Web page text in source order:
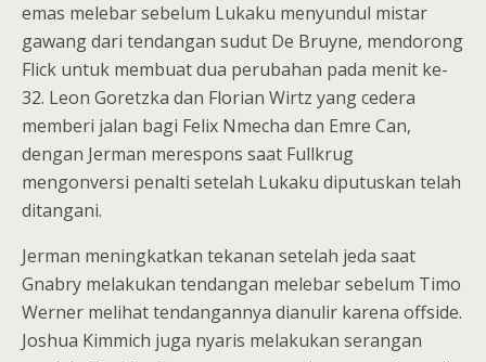
emas melebar sebelum Lukaku menyundul mistar
gawang dari tendangan sudut De Bruyne, mendorong
Flick untuk membuat dua perubahan pada menit ke-
32. Leon Goretzka dan Florian Wirtz yang cedera
memberi jalan bagi Felix Nmecha dan Emre Can,
dengan Jerman merespons saat Fullkrug
mengonversi penalti setelah Lukaku diputuskan telah
ditangani.
Jerman meningkatkan tekanan setelah jeda saat
Gnabry melakukan tendangan melebar sebelum Timo
Werner melihat tendangannya dianulir karena offside.
Joshua Kimmich juga nyaris melakukan serangan